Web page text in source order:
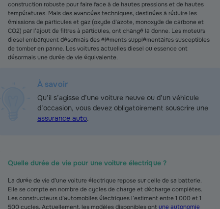
construction robuste pour faire face à de hautes pressions et de hautes
températures. Mais des avancées techniques, destinées à réduire les
émissions de particules et gaz (oxyde d’azote, monoxyde de carbone et
CO2) par l’ajout de filtres à particules, ont changé la donne. Les moteurs
diesel embarquent désormais des éléments supplémentaires susceptibles
de tomber en panne. Les voitures actuelles diesel ou essence ont
désormais une durée de vie équivalente.
À savoir
Qu’il s’agisse d’une voiture neuve ou d’un véhicule
d’occasion, vous devez obligatoirement souscrire une
assurance auto.
Quelle durée de vie pour une voiture électrique ?
La durée de vie d’une voiture électrique repose sur celle de sa batterie.
Elle se compte en nombre de cycles de charge et décharge complètes.
Les constructeurs d’automobiles électriques l’estiment entre 1 000 et 1
500 cycles. Actuellement, les modèles disponibles ont une autonomie